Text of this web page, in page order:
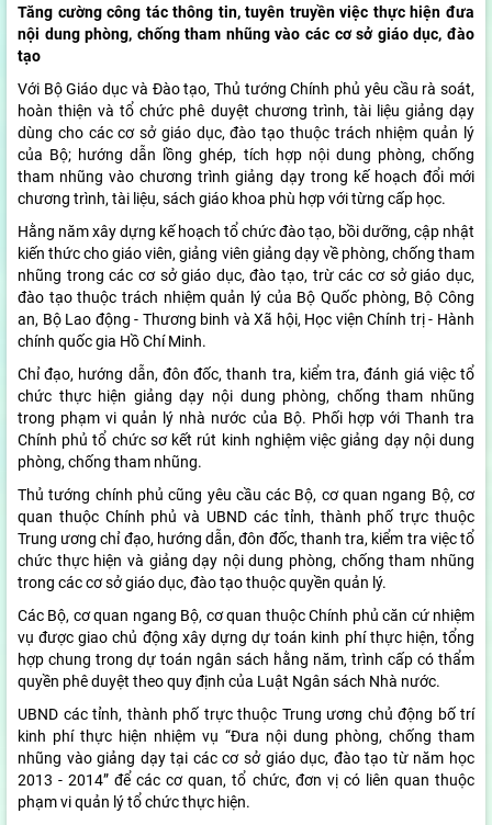
Tăng cường công tác thông tin, tuyên truyền việc thực hiện đưa
nội dung phòng, chống tham nhũng vào các cơ sở giáo dục, đào
tạo
Với Bộ Giáo dục và Đào tạo, Thủ tướng Chính phủ yêu cầu rà soát,
hoàn thiện và tổ chức phê duyệt chương trình, tài liệu giảng dạy
dùng cho các cơ sở giáo dục, đào tạo thuộc trách nhiệm quản lý
của Bộ; hướng dẫn lồng ghép, tích hợp nội dung phòng, chống
tham nhũng vào chương trình giảng dạy trong kế hoạch đổi mới
chương trình, tài liệu, sách giáo khoa phù hợp với từng cấp học.
Hằng năm xây dựng kế hoạch tổ chức đào tạo, bồi dưỡng, cập nhật
kiến thức cho giáo viên, giảng viên giảng dạy về phòng, chống tham
nhũng trong các cơ sở giáo dục, đào tạo, trừ các cơ sở giáo dục,
đào tạo thuộc trách nhiệm quản lý của Bộ Quốc phòng, Bộ Công
an, Bộ Lao động - Thương binh và Xã hội, Học viện Chính trị - Hành
chính quốc gia Hồ Chí Minh.
Chỉ đạo, hướng dẫn, đôn đốc, thanh tra, kiểm tra, đánh giá việc tổ
chức thực hiện giảng dạy nội dung phòng, chống tham nhũng
trong phạm vi quản lý nhà nước của Bộ. Phối hợp với Thanh tra
Chính phủ tổ chức sơ kết rút kinh nghiệm việc giảng dạy nội dung
phòng, chống tham nhũng.
Thủ tướng chính phủ cũng yêu cầu các Bộ, cơ quan ngang Bộ, cơ
quan thuộc Chính phủ và UBND các tỉnh, thành phố trực thuộc
Trung ương chỉ đạo, hướng dẫn, đôn đốc, thanh tra, kiểm tra việc tổ
chức thực hiện và giảng dạy nội dung phòng, chống tham nhũng
trong các cơ sở giáo dục, đào tạo thuộc quyền quản lý.
Các Bộ, cơ quan ngang Bộ, cơ quan thuộc Chính phủ căn cứ nhiệm
vụ được giao chủ động xây dựng dự toán kinh phí thực hiện, tổng
hợp chung trong dự toán ngân sách hằng năm, trình cấp có thẩm
quyền phê duyệt theo quy định của Luật Ngân sách Nhà nước.
UBND các tỉnh, thành phố trực thuộc Trung ương chủ động bố trí
kinh phí thực hiện nhiệm vụ “Đưa nội dung phòng, chống tham
nhũng vào giảng dạy tại các cơ sở giáo dục, đào tạo từ năm học
2013 - 2014” để các cơ quan, tổ chức, đơn vị có liên quan thuộc
phạm vi quản lý tổ chức thực hiện.